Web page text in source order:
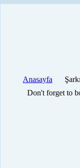
Anasayfa
Don't forget to